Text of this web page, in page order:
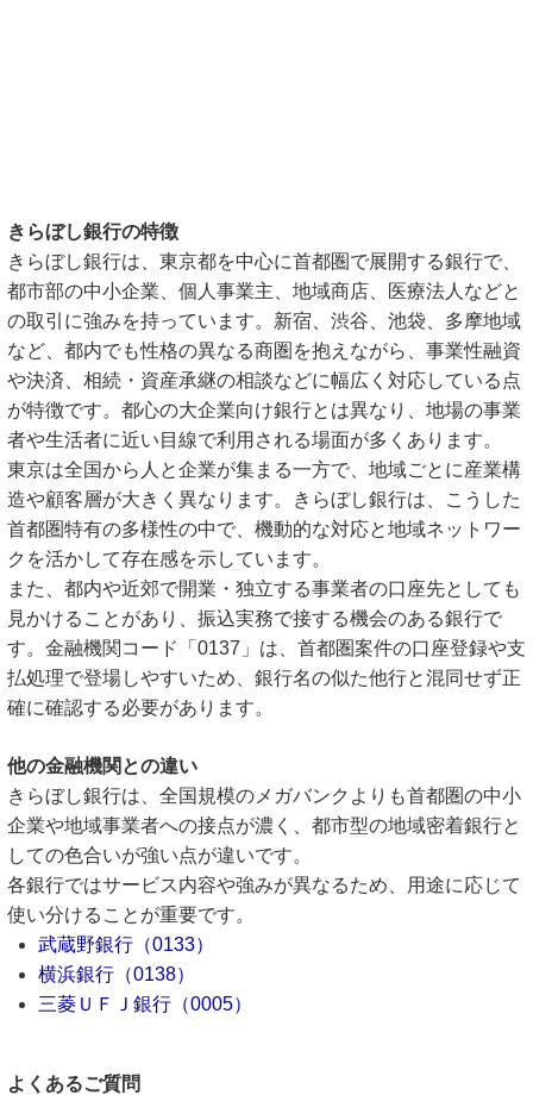
きらぼし銀行の特徴
きらぼし銀行は、東京都を中心に首都圏で展開する銀行で、
都市部の中小企業、個人事業主、地域商店、医療法人などと
の取引に強みを持っています。新宿、渋谷、池袋、多摩地域
など、都内でも性格の異なる商圏を抱えながら、事業性融資
や決済、相続・資産承継の相談などに幅広く対応している点
が特徴です。都心の大企業向け銀行とは異なり、地場の事業
者や生活者に近い目線で利用される場面が多くあります。
東京は全国から人と企業が集まる一方で、地域ごとに産業構
造や顧客層が大きく異なります。きらぼし銀行は、こうした
首都圏特有の多様性の中で、機動的な対応と地域ネットワー
クを活かして存在感を示しています。
また、都内や近郊で開業・独立する事業者の口座先としても
見かけることがあり、振込実務で接する機会のある銀行で
す。金融機関コード「0137」は、首都圏案件の口座登録や支
払処理で登場しやすいため、銀行名の似た他行と混同せず正
確に確認する必要があります。
他の金融機関との違い
きらぼし銀行は、全国規模のメガバンクよりも首都圏の中小
企業や地域事業者への接点が濃く、都市型の地域密着銀行と
しての色合いが強い点が違いです。
各銀行ではサービス内容や強みが異なるため、用途に応じて
使い分けることが重要です。
武蔵野銀行（0133）
横浜銀行（0138）
三菱ＵＦＪ銀行（0005）
よくあるご質問